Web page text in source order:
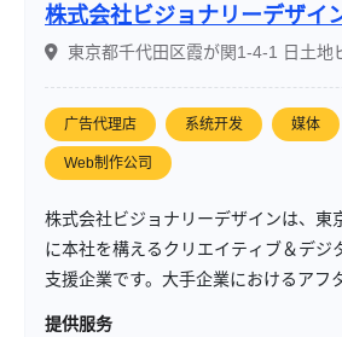
株式会社ビジョナリーデザイ
東京都千代田区霞が関1-4-1 日土地
广告代理店 系统开发 媒体
Web制作公司
株式会社ビジョナリーデザインは、東
に本社を構えるクリエイティブ＆デジ
支援企業です。大手企業におけるアフ
マニュアル作成からキャリアをスター
提供服务